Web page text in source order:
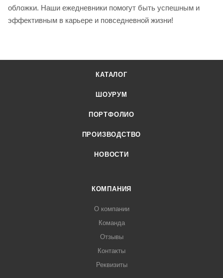
обложки. Наши ежедневники помогут быть успешным и
эффективным в карьере и повседневной жизни!
КАТАЛОГ
ШОУРУМ
ПОРТФОЛИО
ПРОИЗВОДСТВО
НОВОСТИ
КОМПАНИЯ
О компании
Команда
Отзывы
Контакты
Реквизиты